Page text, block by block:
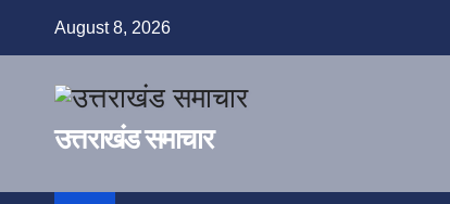
August 8, 2026
उत्तराखंड समाचार